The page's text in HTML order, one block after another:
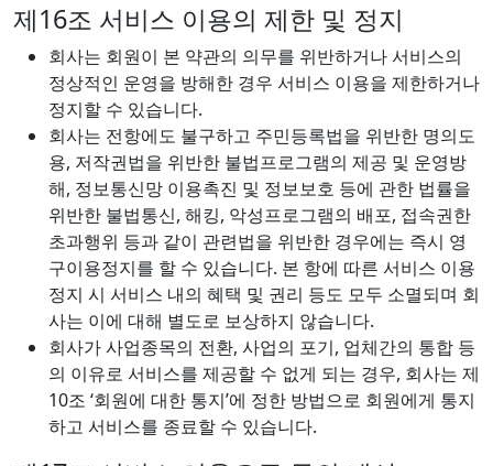
제16조 서비스 이용의 제한 및 정지
회사는 회원이 본 약관의 의무를 위반하거나 서비스의
정상적인 운영을 방해한 경우 서비스 이용을 제한하거나
정지할 수 있습니다.
회사는 전항에도 불구하고 주민등록법을 위반한 명의도
용, 저작권법을 위반한 불법프로그램의 제공 및 운영방
해, 정보통신망 이용촉진 및 정보보호 등에 관한 법률을
위반한 불법통신, 해킹, 악성프로그램의 배포, 접속권한
초과행위 등과 같이 관련법을 위반한 경우에는 즉시 영
구이용정지를 할 수 있습니다. 본 항에 따른 서비스 이용
정지 시 서비스 내의 혜택 및 권리 등도 모두 소멸되며 회
사는 이에 대해 별도로 보상하지 않습니다.
회사가 사업종목의 전환, 사업의 포기, 업체간의 통합 등
의 이유로 서비스를 제공할 수 없게 되는 경우, 회사는 제
10조 ‘회원에 대한 통지’에 정한 방법으로 회원에게 통지
하고 서비스를 종료할 수 있습니다.